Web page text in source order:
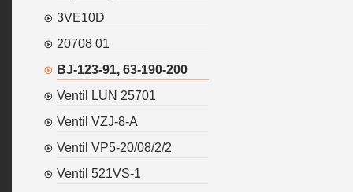
3VE10D
20708 01
BJ-123-91, 63-190-200
Ventil LUN 25701
Ventil VZJ-8-A
Ventil VP5-20/08/2/2
Ventil 521VS-1